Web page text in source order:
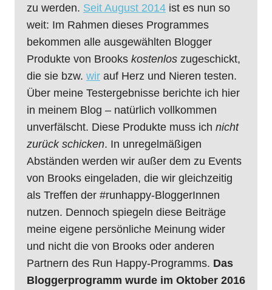
zu werden. Seit August 2014 ist es nun so
weit: Im Rahmen dieses Programmes
bekommen alle ausgewählten Blogger
Produkte von Brooks kostenlos zugeschickt,
die sie bzw. wir auf Herz und Nieren testen.
Über meine Testergebnisse berichte ich hier
in meinem Blog – natürlich vollkommen
unverfälscht. Diese Produkte muss ich nicht
zurück schicken. In unregelmäßigen
Abständen werden wir außer dem zu Events
von Brooks eingeladen, die wir gleichzeitig
als Treffen der #runhappy-BloggerInnen
nutzen. Dennoch spiegeln diese Beiträge
meine eigene persönliche Meinung wider
und nicht die von Brooks oder anderen
Partnern des Run Happy-Programms. Das
Bloggerprogramm wurde im Oktober 2016